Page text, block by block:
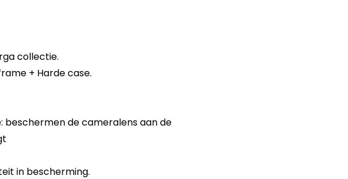
collectie.
+ Harde case.
beschermen de cameralens aan de
in bescherming.